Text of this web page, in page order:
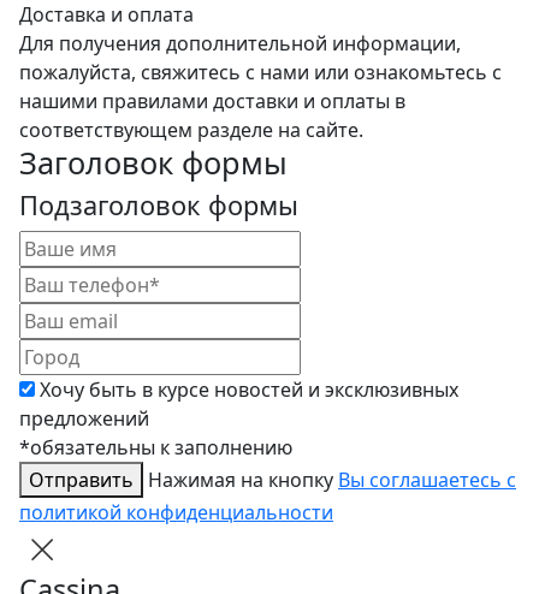
Доставка и оплата
Для получения дополнительной информации,
пожалуйста, свяжитесь с нами или ознакомьтесь с
нашими правилами доставки и оплаты в
соответствующем разделе на сайте.
Заголовок формы
Подзаголовок формы
Хочу быть в курсе новостей и эксклюзивных
предложений
*обязательны к заполнению
Отправить
Нажимая на кнопку Вы соглашаетесь с
политикой конфиденциальности